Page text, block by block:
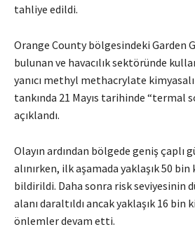
tahliye edildi.
Orange County bölgesindeki Garden
bulunan ve havacılık sektöründe
yanıcı methyl methacrylate
tankında 21 Mayıs tarihinde “termal
açıklandı.
Olayın ardından bölgede geniş çaplı
alınırken, ilk aşamada yaklaşık 50
bildirildi. Daha sonra risk seviyesinin
alanı daraltıldı ancak yaklaşık 16 bin
önlemler devam etti.